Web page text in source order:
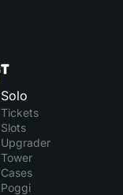
Solo
Tickets
Slots
Upgrader
Tower
Cases
Poggi